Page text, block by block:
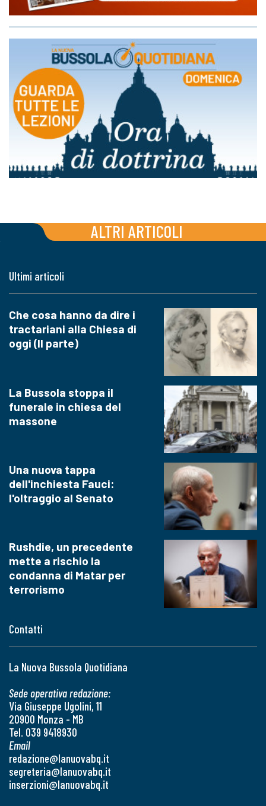
ALTRI ARTICOLI
Contatti
La Nuova Bussola Quotidiana
Sede operativa redazione:
Via Giuseppe Ugolini, 11
20900 Monza - MB
Tel. 039 9418930
Email
redazione@lanuovabq.it
segreteria@lanuovabq.it
inserzioni@lanuovabq.it
Ultimi articoli
Che cosa hanno da dire i
tractariani alla Chiesa di
oggi (II parte)
La Bussola stoppa il
funerale in chiesa del
massone
Una nuova tappa
dell'inchiesta Fauci:
l'oltraggio al Senato
Rushdie, un precedente
mette a rischio la
condanna di Matar per
terrorismo